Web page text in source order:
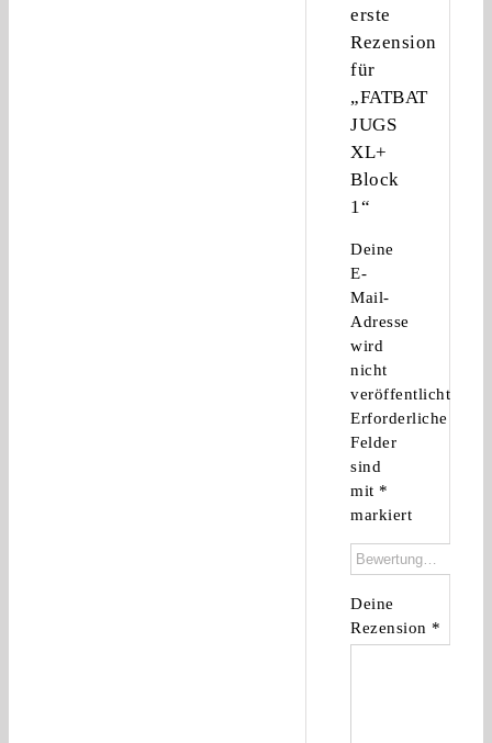
erste
Rezension
für
„FATBAT
JUGS
XL+
Block
1“
Deine
E-
Mail-
Adresse
wird
nicht
veröffentlicht.
Erforderliche
Felder
sind
mit *
markiert
Deine
Rezension *